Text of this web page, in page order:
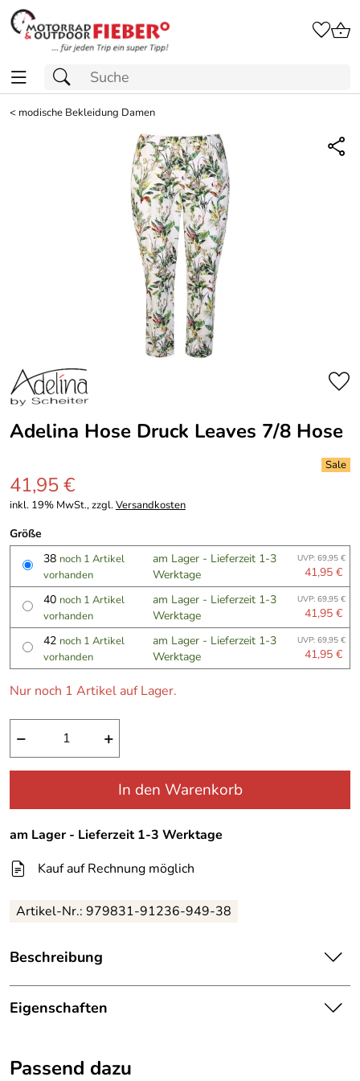
< modische Bekleidung Damen
Adelina Hose Druck Leaves 7/8 Hose
41,95 €
inkl. 19% MwSt., zzgl.Versandkosten
Größe
38 noch 1 Artikel
vorhanden
am Lager - Lieferzeit 1-3
Werktage
UVP: 69,95 €
41,95 €
40 noch 1 Artikel
vorhanden
am Lager - Lieferzeit 1-3
Werktage
UVP: 69,95 €
41,95 €
42 noch 1 Artikel
vorhanden
am Lager - Lieferzeit 1-3
Werktage
UVP: 69,95 €
41,95 €
Nur noch 1 Artikel auf Lager.
− +
In den Warenkorb
am Lager - Lieferzeit 1-3 Werktage
Kauf auf Rechnung möglich
Artikel-Nr.: 979831-91236-949-38
Beschreibung
Adelina 7/8 Hose Print Leaves
richtig. Es ist die perfekte Hose für den Sommer. Der
Druck zeigt Blätter und Gräser. Kombinieren Sie dazu ein
Eigenschaften
grün-khaki-ecruweiss-rosa-braun-
Passend dazu